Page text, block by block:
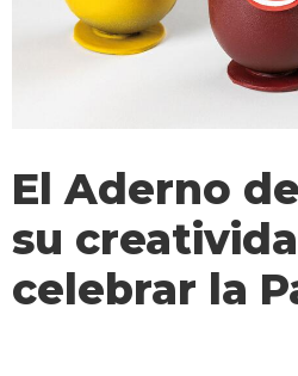
El Aderno
su
celebrar la